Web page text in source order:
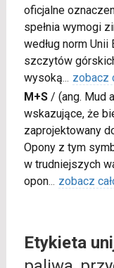
oficjalne
spełnia wymogi
według norm
szczytów
wysoką... zobacz
M+S/ (ang. Mud
wskazujące, że
zaprojektowany
Opony z tym
w trudniejszych
opon... zobacz
Etykieta